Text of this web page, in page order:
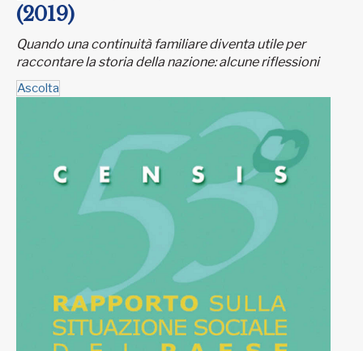
(2019)
Quando una continuità familiare diventa utile per
raccontare la storia della nazione: alcune riflessioni
Ascolta